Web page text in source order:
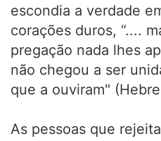
escondia a verdade
corações duros, “....
pregação nada lhes
não chegou a ser
que a ouviram"
As pessoas que